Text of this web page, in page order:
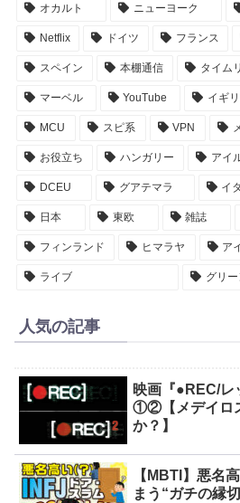
オカルト ニューヨーク
Netflix ドイツ フランス
スペイン 本棚通信 タイム
マーベル YouTube イギ
MCU スピ系 VPN
お役立ち ハンガリー アイ
DCEU グアテマラ イ
日本 東欧 雑誌
フィンランド ヒマラヤ ア
ライブ グリ
人気の記事
映画『●REC/レ
①②【メデイロ
か？】
【MBTI】悪名
まう“ガチの縁